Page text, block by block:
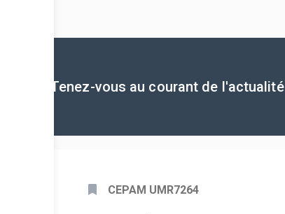
Tenez-vous au courant de l'actualité
CEPAM UMR7264